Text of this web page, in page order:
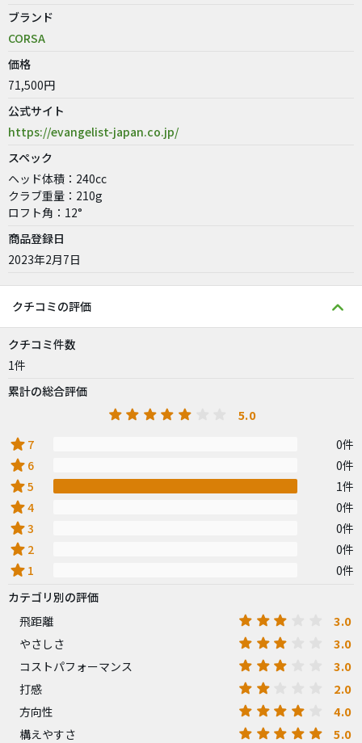
ブランド
CORSA
価格
71,500円
公式サイト
https://evangelist-japan.co.jp/
スペック
ヘッド体積：240cc
クラブ重量：210g
ロフト角：12°
商品登録日
2023年2月7日
クチコミの評価
クチコミ件数
1件
累計の総合評価
5.0
star 7 0件
star 6 0件
star5 1件
star4 0件
star3 0件
star 2 0件
star 1
0件
カテゴリ別の評価
飛距離
3.0
やさしさ 3.0
コストパフォーマンス 3.0
打感 2.0
方向性 4.0
構えやすさ 5.0